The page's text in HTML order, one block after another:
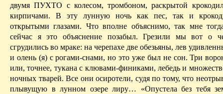
двумя ПУХТО с колесом, тромбоном, раскрытой
кирпичами. В эту лунную ночь как пес, так и
открытыми глазами. Что вполне объяснимо, так мне
сейчас я это объяснение позабыл. Грезили мы вот о
сгрудились во мраке: на черепахе две обезьяны, лев
и олень (я) с рогами-снами, но это уже был не сон. Три
или, точнее, тукана с клювами-финиками, лебедь и
ночных тварей. Все они осиротели, судя по тому, что
плывущую в лунном озере лиру… «Опустела без тебя